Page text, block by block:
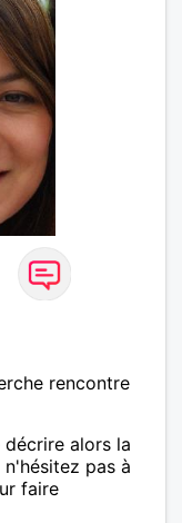
rencontre
alors la
pas à
faire